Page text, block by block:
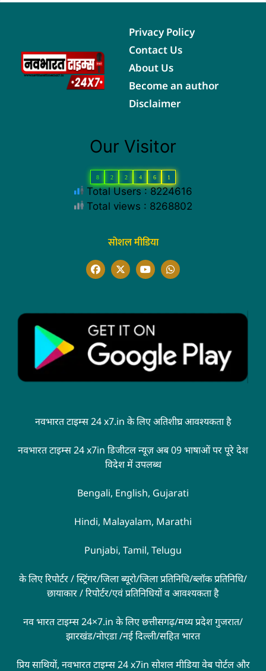
Privacy Policy
Contact Us
About Us
Become an author
Disclaimer
Our Visitor
8 2 2 4 6 1
Total Users : 8224616
Total views : 8268802
सोशल मीडिया
नवभारत टाइम्स 24 x7.in के लिए अतिशीघ्र आवश्यकता है
नवभारत टाइम्स 24 x7in डिजीटल न्यूज़ अब 09 भाषाओं पर पूरे देश
विदेश में उपलब्ध
Bengali, English, Gujarati
Hindi, Malayalam, Marathi
Punjabi, Tamil, Telugu
के लिए रिपोर्टर / स्ट्रिंगर/जिला ब्यूरो/जिला प्रतिनिधि/ब्लॉक प्रतिनिधि/
छायाकार / रिपोर्टर/एवं प्रतिनिधियों व आवश्यकता है
नव भारत टाइम्स 24×7.in के लिए छत्तीसगढ़/मध्य प्रदेश गुजरात/
झारखंड/नोएडा /नई दिल्ली/सहित भारत
प्रिय साथियों, नवभारत टाइम्स 24 x7in सोशल मीडिया वेब पोर्टल और